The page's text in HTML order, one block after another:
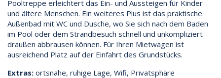
Pooltreppe erleichtert das Ein- und Aussteigen für Kinder
und ältere Menschen. Ein weiteres Plus ist das praktische
Außenbad mit WC und Dusche, wo Sie sich nach dem Baden
im Pool oder dem Strandbesuch schnell und unkompliziert
draußen abbrausen können. Für Ihren Mietwagen ist
ausreichend Platz auf der Einfahrt des Grundstücks.
Extras: ortsnahe, ruhige Lage, Wifi, Privatsphäre